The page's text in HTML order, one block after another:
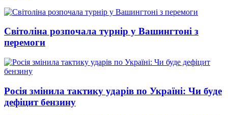
Світоліна розпочала турнір у Вашингтоні з
перемоги
Росія змінила тактику ударів по Україні: Чи буде
дефіцит бензину